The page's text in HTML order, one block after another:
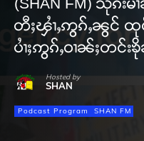
တီႈၾၢႆႇဢွၵ်ႇၼွင် ထု
ပၢႆႈဢွၵ်ႇဝၢၼ်ႈတင်း
Hosted by
SHAN
Podcast Program SHAN FM